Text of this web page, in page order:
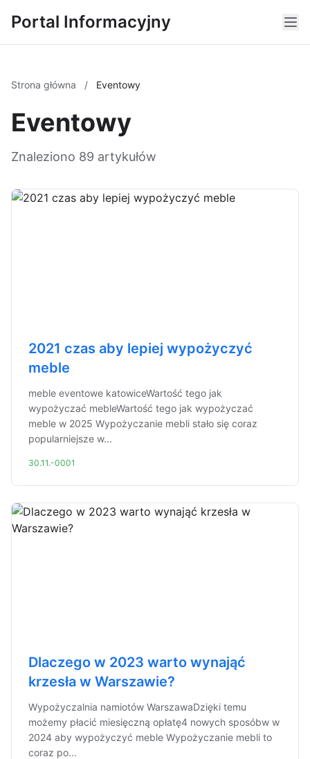
Portal Informacyjny
Strona główna / Eventowy
Eventowy
Znaleziono 89 artykułów
2021 czas aby lepiej wypożyczyć
meble
meble eventowe katowiceWartość tego jak
wypożyczać mebleWartość tego jak wypożyczać
meble w 2025 Wypożyczanie mebli stało się coraz
popularniejsze w...
30.11.-0001
Dlaczego w 2023 warto wynająć
krzesła w Warszawie?
Wypożyczalnia namiotów WarszawaDzięki temu
możemy płacić miesięczną opłatę4 nowych sposóbw w
2024 aby wypożyczyć meble Wypożyczanie mebli to
coraz po...